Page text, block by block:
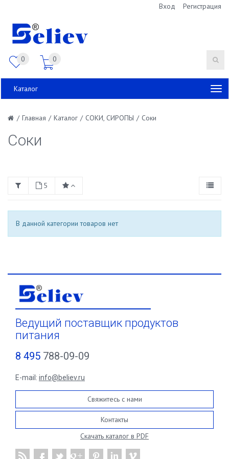
Вход Регистрация
0 0
Каталог
/ Главная / Каталог / СОКИ, СИРОПЫ / Соки
Соки
5
В данной категории товаров нет
Ведущий поставщик продуктов
питания
8 495 788-09-09
E-mail: info@believ.ru
Свяжитесь с нами
Контакты
Скачать каталог в PDF